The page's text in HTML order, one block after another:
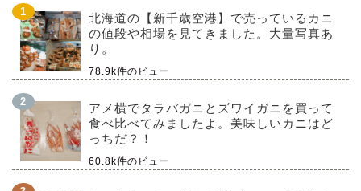
北海道の【新千歳空港】で売っているカニ
の値段や相場を見てきました。大量写真あ
り。
78.9k件のビュー
アメ横でタラバガニとズワイガニを買って
食べ比べてみましたよ。美味しいカニはど
っちだ？！
60.8k件のビュー